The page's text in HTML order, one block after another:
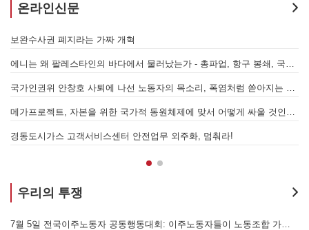
온라인신문
[번역] 빵과 장미: 자본주의 아래서의 젠더와 계급 (0) 들어가며
누구의 자유인가, 누구를 위한 자유인가 - 왜곡되고 박제된 광주를 넘어
[원청교섭투쟁 기획인터뷰3] 다가오는 구조조정, 원청책임 부품·서열노동자 총고용 보장을 요구하며 공동파업에 나섭시다! - 현대
우리의 투쟁